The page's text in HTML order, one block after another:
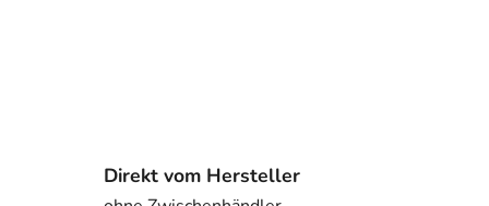
Direkt vom Hersteller